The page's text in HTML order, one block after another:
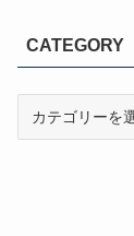
CATEGORY